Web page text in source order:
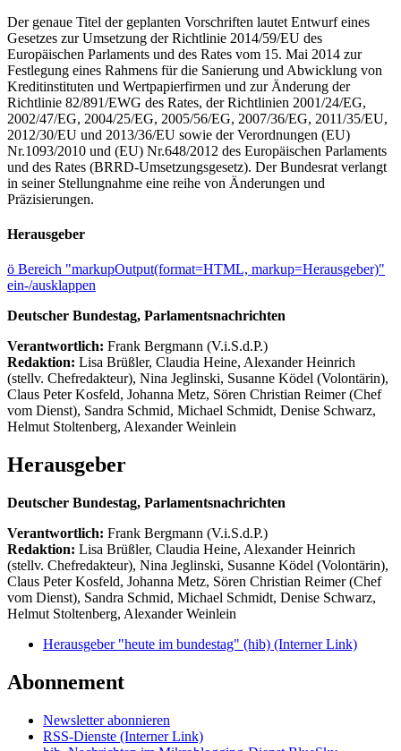
Der genaue Titel der geplanten Vorschriften lautet Entwurf eines
Gesetzes zur Umsetzung der Richtlinie 2014/59/EU des
Europäischen Parlaments und des Rates vom 15. Mai 2014 zur
Festlegung eines Rahmens für die Sanierung und Abwicklung von
Kreditinstituten und Wertpapierfirmen und zur Änderung der
Richtlinie 82/891/EWG des Rates, der Richtlinien 2001/24/EG,
2002/47/EG, 2004/25/EG, 2005/56/EG, 2007/36/EG, 2011/35/EU,
2012/30/EU und 2013/36/EU sowie der Verordnungen (EU)
Nr.1093/2010 und (EU) Nr.648/2012 des Europäischen Parlaments
und des Rates (BRRD-Umsetzungsgesetz). Der Bundesrat verlangt
in seiner Stellungnahme eine reihe von Änderungen und
Präzisierungen.
Herausgeber
ö Bereich "markupOutput(format=HTML, markup=Herausgeber)"
ein-/ausklappen
Deutscher Bundestag, Parlamentsnachrichten
Verantwortlich: Frank Bergmann (V.i.S.d.P.)
Redaktion: Lisa Brüßler, Claudia Heine, Alexander Heinrich
(stellv. Chefredakteur), Nina Jeglinski, Susanne Ködel (Volontärin),
Claus Peter Kosfeld, Johanna Metz, Sören Christian Reimer (Chef
vom Dienst), Sandra Schmid, Michael Schmidt, Denise Schwarz,
Helmut Stoltenberg, Alexander Weinlein
Herausgeber
Deutscher Bundestag, Parlamentsnachrichten
Verantwortlich: Frank Bergmann (V.i.S.d.P.)
Redaktion: Lisa Brüßler, Claudia Heine, Alexander Heinrich
(stellv. Chefredakteur), Nina Jeglinski, Susanne Ködel (Volontärin),
Claus Peter Kosfeld, Johanna Metz, Sören Christian Reimer (Chef
vom Dienst), Sandra Schmid, Michael Schmidt, Denise Schwarz,
Helmut Stoltenberg, Alexander Weinlein
Herausgeber "heute im bundestag" (hib) (Interner Link)
Abonnement
Newsletter abonnieren
RSS-Dienste (Interner Link)